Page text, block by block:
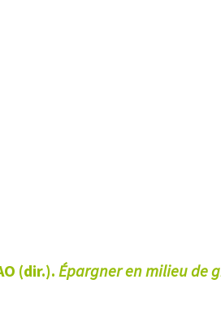
(dir.). Épargner en milieu de